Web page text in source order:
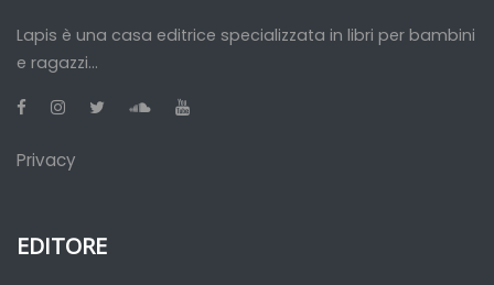
Lapis è una casa editrice specializzata in libri per bambini
e ragazzi...
Privacy
EDITORE